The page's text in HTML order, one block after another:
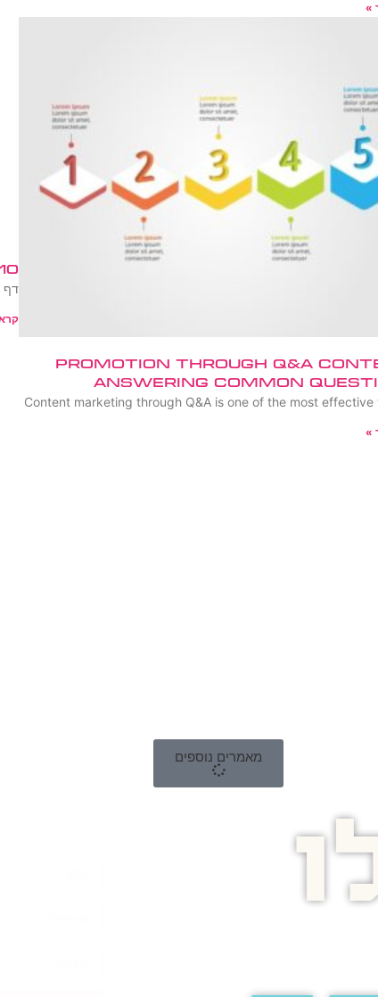
»
Promotion Through Q&A
Answering Common
Content marketing through Q&A is one of the most effective
»
10 טיפים ליצירת דף נחיתה שממיר
דף
מאמרים נוספים